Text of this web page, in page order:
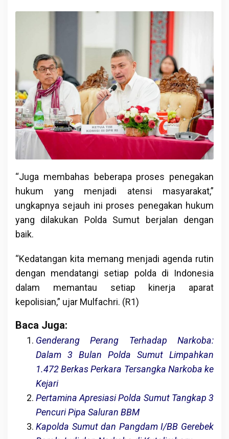
“Juga membahas beberapa proses penegakan
hukum yang menjadi atensi masyarakat,”
ungkapnya sejauh ini proses penegakan hukum
yang dilakukan Polda Sumut berjalan dengan
baik.
“Kedatangan kita memang menjadi agenda rutin
dengan mendatangi setiap polda di Indonesia
dalam memantau setiap kinerja aparat
kepolisian,” ujar Mulfachri. (R1)
Baca Juga:
Genderang Perang Terhadap Narkoba:
Dalam 3 Bulan Polda Sumut Limpahkan
1.472 Berkas Perkara Tersangka Narkoba ke
Kejari
Pertamina Apresiasi Polda Sumut Tangkap 3
Pencuri Pipa Saluran BBM
Kapolda Sumut dan Pangdam I/BB Gerebek